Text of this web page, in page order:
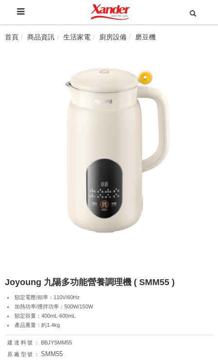
首頁 商品資訊 生活家電 廚房設備 磨豆機
Joyoung 九陽多功能營養調理機 ( SMM55 )
額定電壓/頻率：110V/60Hz
加熱功率/攪拌功率：500W/150W
額定容量：400mL-600mL
產品重量：約1.4kg
建達料號：
BBJYSMM55
原廠型號：
SMM55